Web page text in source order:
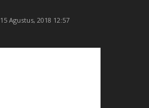
15 Agustus, 2018 12:57